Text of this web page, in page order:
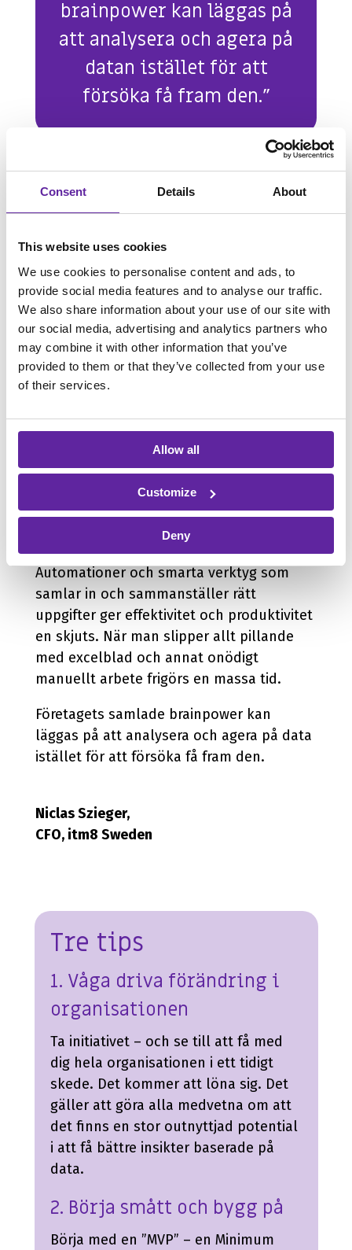
Consent Details About
This website uses cookies
We use cookies to personalise content and ads, to
provide social media features and to analyse our traffic.
We also share information about your use of our site with
our social media, advertising and analytics partners who
may combine it with other information that you’ve
provided to them or that they’ve collected from your use
of their services.
Allow all
Customize
Deny
brainpower kan läggas på
att analysera och agera på
datan istället för att
försöka få fram den.”
Rätt faktaunderlag har ett stort
affärsvärde
Om fler förstod hur kraftfullt det är att få
ihop data från olika källor och göra dem
lättillgängliga skulle betydligt fler redan
ha gjort det.
När du har koll på siffrorna har du goda
förutsättningar att fatta bra strategiska
beslut om allt från potentiella
kostnadsreduceringar. Genom att
kombinera data från olika källor kan du
bryta ned mål och nyckeltal till en
konkret nivå. Då kan verksamheten också
arbeta med målstyrning och uppföljning
på ett effektivt sätt.
Automationer och smarta verktyg som
samlar in och sammanställer rätt
uppgifter ger effektivitet och produktivitet
en skjuts. När man slipper allt pillande
med excelblad och annat onödigt
manuellt arbete frigörs en massa tid.
Företagets samlade brainpower kan
läggas på att analysera och agera på data
istället för att försöka få fram den.
Niclas Szieger,
CFO, itm8 Sweden
Tre tips
1. Våga driva förändring i
organisationen
Ta initiativet – och se till att få med
dig hela organisationen i ett tidigt
skede. Det kommer att löna sig. Det
gäller att göra alla medvetna om att
det finns en stor outnyttjad potential
i att få bättre insikter baserade på
data.
2. Börja smått och bygg på
Börja med en ”MVP” – en Minimum